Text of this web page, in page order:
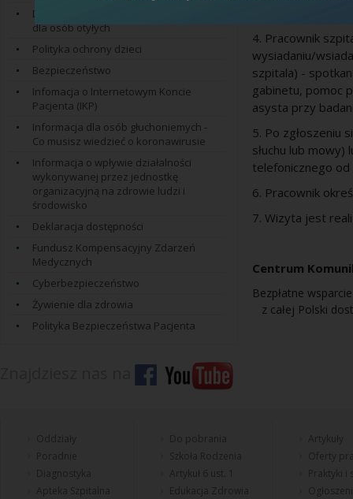
Dostęp do świadczeń zdrowotnych
dla osób otyłych
Polityka ochrony dzieci
Bezpieczeństwo
Infomacja o Internetowym Koncie
Pacjenta (IKP)
Informacja dla osób głuchoniemych -
Co musisz wiedzieć o koronawirusie
Informacja o wpływie działalności
wykonywanej przez jednostkę
organizacyjną na zdrowie ludzi i
środowisko
Deklaracja dostępności
Fundusz Kompensacyjny Zdarzeń
Medycznych
Cyberbezpieczeństwo
Żywienie dla zdrowia
Polityka Bezpieczeństwa Pacjenta
4. Pracownik
wysiadaniu/
szpitala) -
gabinetu, pomoc
asysta przy
5. Po zgłoszeniu
słuchu lub
telefonicznego od
6. Pracownik
7. Wizyta jest
Centrum
Bezpłatne
z całej Polski
Poradnie
Diagnostyka
Apteka Szpitalna
Do pobrania
Artykuł 6 ust. 1
Edukacja Zdrowia
Artykuły
Oferty
Praktyki